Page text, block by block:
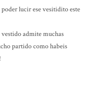
lucir ese vesitidito este
vestido admite muchas
partido como habeis